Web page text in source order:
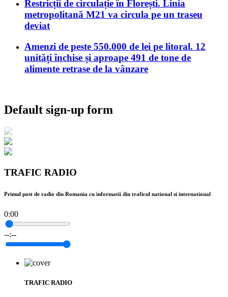
Restricții de circulație în Florești. Linia
metropolitană M21 va circula pe un traseu
deviat
Amenzi de peste 550.000 de lei pe litoral. 12
unități închise și aproape 491 de tone de
alimente retrase de la vânzare
Default sign-up form
TRAFIC RADIO
Primul post de radio din Romania cu informatii din traficul national si international
0:00
--:--
TRAFIC RADIO